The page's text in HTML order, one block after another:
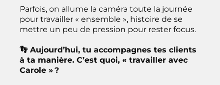
Parfois, on allume la caméra toute la journée
pour travailler « ensemble », histoire de se
mettre un peu de pression pour rester focus.
👣 Aujourd’hui, tu accompagnes tes clients
à ta manière. C’est quoi, « travailler avec
Carole » ?